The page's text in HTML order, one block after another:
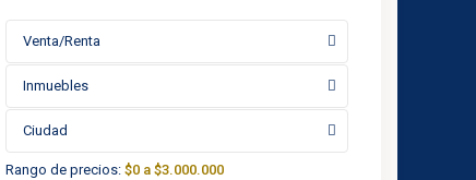
Venta/Renta
Inmuebles
Ciudad
Rango de precios: $0 a $3.000.000